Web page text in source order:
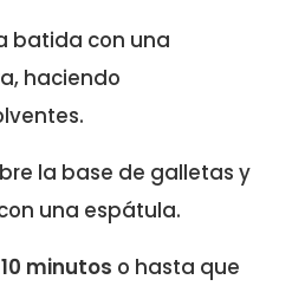
batida con una
haciendo
la base de galletas y
una espátula.
minutos o hasta que